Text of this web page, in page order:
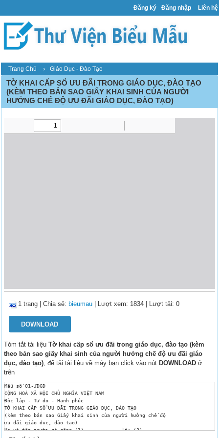
Đăng ký Đăng nhập Liên hệ
Trang Chủ › Giáo Dục - Đào Tạo
TỜ KHAI CẤP SỔ ƯU ĐÃI TRONG GIÁO DỤC, ĐÀO TẠO
(KÈM THEO BẢN SAO GIẤY KHAI SINH CỦA NGƯỜI
HƯỞNG CHẾ ĐỘ ƯU ĐÃI GIÁO DỤC, ĐÀO TẠO)
1 trang |Chia sẻ: bieumau | Lượt xem: 1834 | Lượt tải: 0
DOWNLOAD
Tóm tắt tài liệuTờ khai cấp sổ ưu đãi trong giáo dục, đào tạo (kèm
theo bản sao giấy khai sinh của người hưởng chế độ ưu đãi giáo
dục, đào tạo), để tải tài liệu về máy bạn click vào nút DOWNLOAD ở
trên
Mẫu số 01-ƯĐGD
CỘNG HOÀ XÃ HỘI CHỦ NGHĨA VIỆT NAM
Độc lập - Tự do - Hạnh phúc
TỜ KHAI CẤP SỔ ƯU ĐÃI TRONG GIÁO DỤC, ĐÀO TẠO
(kèm theo bản sao Giấy khai sinh của người hưởng chế độ
ưu đãi giáo dục, đào tạo)
Họ và tên người có công (1) …………………………….là: (2)……....................